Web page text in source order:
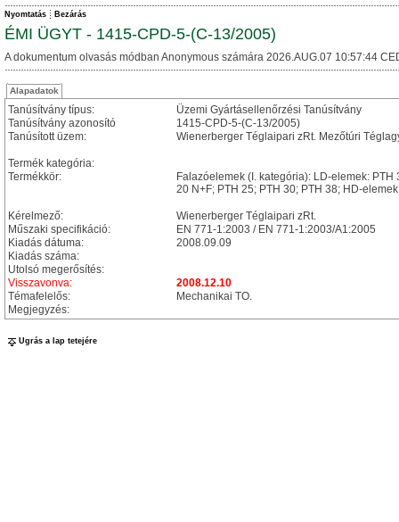
Nyomtatás Bezárás
ÉMI ÜGYT - 1415-CPD-5-(C-13/2005)
A dokumentum olvasás módban Anonymous számára 2026.AUG.07 10:57:44
Alapadatok
Tanúsítvány típus:
Üzemi Gyártásellenőrzési Tanúsítvány
Tanúsítvány azonosító
1415-CPD-5-(C-13/2005)
Tanúsított üzem:
Wienerberger Téglaipari zRt. Mezőtúri
Termék kategória:
Termékkör:
Falazóelemek (I. kategória): LD-elemek: PTH
20 N+F; PTH 25; PTH 30; PTH 38; HD-
Kérelmező:
Wienerberger Téglaipari zRt.
Műszaki specifikáció:
EN 771-1:2003 / EN 771-1:2003/A1:2005
Kiadás dátuma:
2008.09.09
Kiadás száma:
Utolsó megerősítés:
Visszavonva:
2008.12.10
Témafelelős:
Mechanikai TO.
Megjegyzés:
Ugrás a lap tetejére